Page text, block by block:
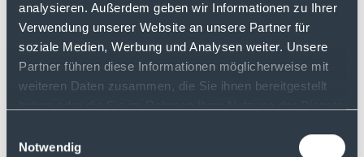
analysieren. Außerdem geben wir Informationen zu Ihrer
Verwendung unserer Website an unsere Partner für
soziale Medien, Werbung und Analysen weiter. Unsere
Partner führen diese Informationen möglicherweise mit
weiteren Daten zusammen, die Sie ihnen bereitgestellt
Notwendig
Die US-Börsen erleben aktuell eine turbulente
Phase: Der S&P 500 und der Nasdaq Composite
verzeichnen erhebliche Verluste, während
Anleger weltweit nervös auf die Märkte blicken.
Doch was sind die Ursachen für den Kurssturz?
warum Panikverkäufe oft der falsche Weg sind,